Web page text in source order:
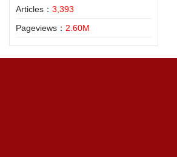
Articles： 3,393
Pageviews： 2.60M